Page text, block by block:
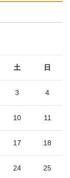
土 日
3 4
10 11
17 18
24 25